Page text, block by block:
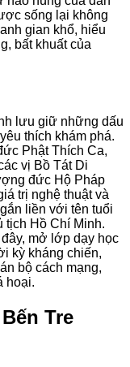
sống lại không
gian khổ, hiểu
bất khuất của
lưu giữ những dấu
thích khám phá.
Phật Thích Ca,
vị Bồ Tát Di
đức Hộ Pháp
trị nghệ thuật và
liền với tên tuổi
tịch Hồ Chí Minh.
mở lớp dạy học
kỳ kháng chiến,
bộ cách mạng,
hoại.
Tre